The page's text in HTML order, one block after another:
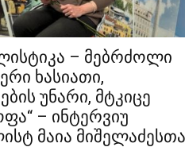
– მებრძოლი
ხასიათი,
უნარი, მტკიცე
– ინტერვიუ
მაია